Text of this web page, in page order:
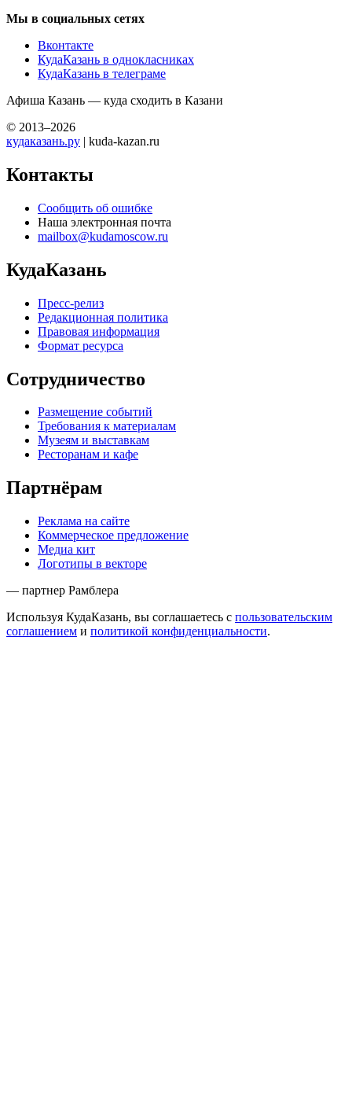
Мы в социальных сетях
Вконтакте
КудаКазань в однокласниках
КудаКазань в телеграме
Афиша Казань — куда сходить в Казани
© 2013–2026
кудаказань.ру | kuda-kazan.ru
Контакты
Сообщить об ошибке
Наша электронная почта
mailbox@kudamoscow.ru
КудаКазань
Пресс-релиз
Редакционная политика
Правовая информация
Формат ресурса
Сотрудничество
Размещение событий
Требования к материалам
Музеям и выставкам
Ресторанам и кафе
Партнёрам
Реклама на сайте
Коммерческое предложение
Медиа кит
Логотипы в векторе
— партнер Рамблера
Используя КудаКазань, вы соглашаетесь с пользовательским
соглашением и политикой конфиденциальности.